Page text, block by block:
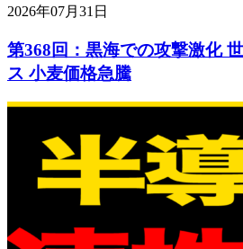
2026年07月31日
第368回：黒海での攻撃激化
ス 小麦価格急騰